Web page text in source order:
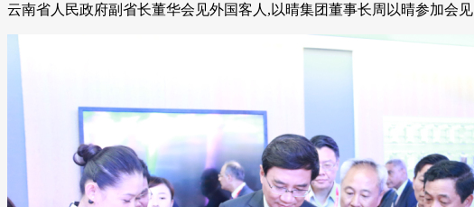
云南省人民政府副省长董华会见外国客人,以晴集团董事长周以晴参加会见